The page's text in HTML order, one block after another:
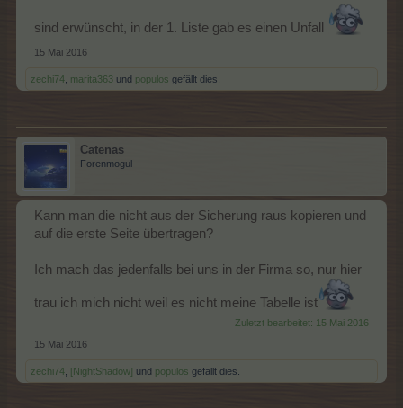
sind erwünscht, in der 1. Liste gab es einen Unfall
15 Mai 2016
zechi74 marita363 und populos gefällt dies.
Catenas
Forenmogul
Kann man die nicht aus der Sicherung raus kopieren und
auf die erste Seite übertragen?
Ich mach das jedenfalls bei uns in der Firma so, nur hier
trau ich mich nicht weil es nicht meine Tabelle ist
Zuletzt bearbeitet: 15 Mai 2016
15 Mai 2016
zechi74 [NightShadow] und populos gefällt dies.